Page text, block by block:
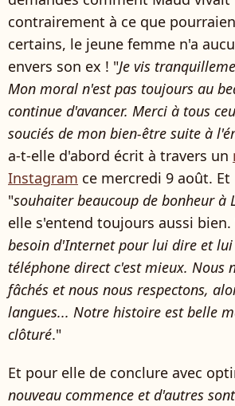
contrairement à ce que
certains, le jeune femme n'a
envers son ex ! "Je vis
Mon moral n'est pas toujours au
continue d'avancer. Merci à tous
souciés de mon bien-être suite à
a-t-elle d'abord écrit à travers un
Instagram ce mercredi 9 août.
"souhaiter beaucoup de bonheur à
elle s'entend toujours aussi bien.
besoin d'Internet pour lui dire et lui
téléphone direct c'est mieux. Nous
fâchés et nous nous respectons,
langues... Notre histoire est belle
clôturé."
Et pour elle de conclure avec
nouveau commence et d'autres